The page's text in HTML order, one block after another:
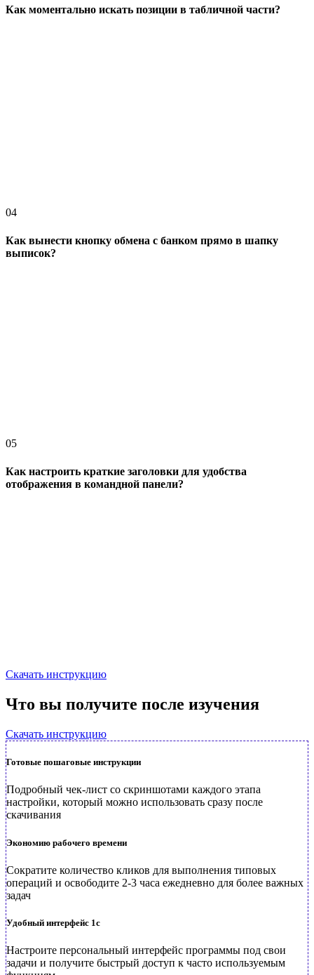
Как моментально искать позиции в табличной части?
04
Как вынести кнопку обмена с банком прямо в шапку
выписок?
05
Как настроить краткие заголовки для удобства
отображения в командной панели?
Скачать инструкцию
Что вы получите после изучения
Скачать инструкцию
Готовые пошаговые инструкции
Подробный чек-лист со скриншотами каждого этапа
настройки, который можно использовать сразу после
скачивания
Экономию рабочего времени
Сократите количество кликов для выполнения типовых
операций и освободите 2-3 часа ежедневно для более важных
задач
Удобный интерфейс 1с
Настроите персональный интерфейс программы под свои
задачи и получите быстрый доступ к часто используемым